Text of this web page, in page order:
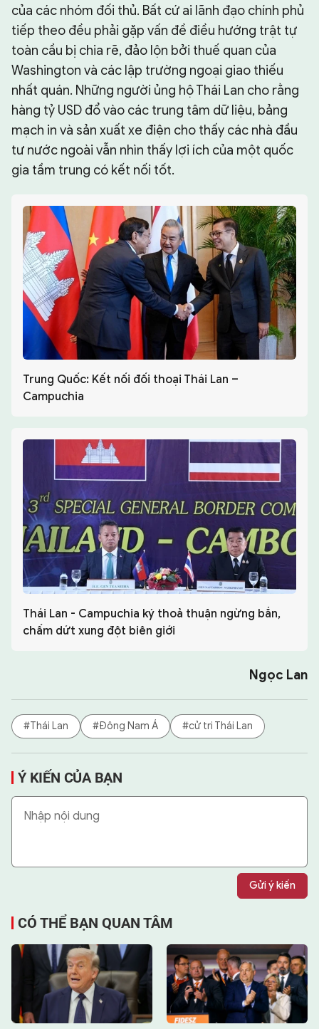
của các nhóm đối thủ. Bất cứ ai lãnh đạo chính phủ
tiếp theo đều phải gặp vấn đề điều hướng trật tự
toàn cầu bị chia rẽ, đảo lộn bởi thuế quan của
Washington và các lập trường ngoại giao thiếu
nhất quán. Những người ủng hộ Thái Lan cho rằng
hàng tỷ USD đổ vào các trung tâm dữ liệu, bảng
mạch in và sản xuất xe điện cho thấy các nhà đầu
tư nước ngoài vẫn nhìn thấy lợi ích của một quốc
gia tầm trung có kết nối tốt.
Trung Quốc: Kết nối đối thoại Thái Lan –
Campuchia
Thái Lan - Campuchia ký thoả thuận ngừng bắn,
chấm dứt xung đột biên giới
Ngọc Lan
#Thái Lan #Đông Nam Á #cử tri Thái Lan
Ý KIẾN CỦA BẠN
Gửi ý kiến
CÓ THỂ BẠN QUAN TÂM